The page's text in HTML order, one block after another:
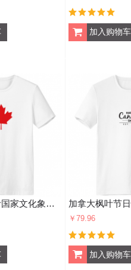
红色加拿大枫叶国家文化象征 男女白色短袖t恤创意纪念衫个性t恤衫礼物
￥79.96